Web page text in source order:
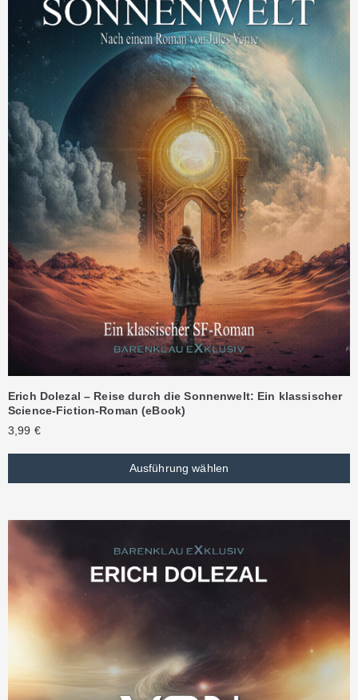
Erich Dolezal – Reise durch die Sonnenwelt: Ein klassischer
Science-Fiction-Roman (eBook)
3,99 €
Ausführung wählen